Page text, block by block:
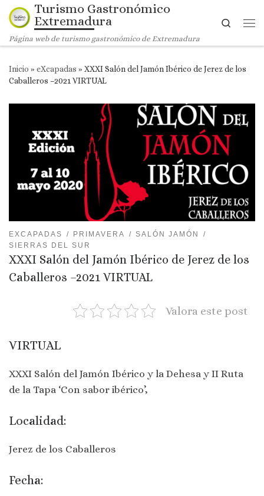
Saltar al contenido
Turismo Gastronómico
Extremadura
Página web de turismo gastronómico de Extremadura
Search
Inicio » eXcapadas » XXXI Salón del Jamón Ibérico de Jerez de los
Caballeros –2021 VIRTUAL
EXCAPADAS PRIMAVERA
SALÓN JAMÓN
SIERRAS DEL SUR
XXXI Salón del Jamón Ibérico de Jerez de los
Caballeros –2021 VIRTUAL
Valora este post
VIRTUAL
XXXI Salón del Jamón Ibérico y la Dehesa y II Ruta
de la Tapa ‘Con sabor ibérico’,
Localidad:
Jerez de los Caballeros
Fecha: